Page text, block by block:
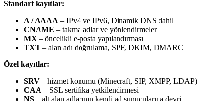
Standart kayıtlar:
A / AAAA – IPv4 ve IPv6, Dinamik DNS dahil
CNAME – takma adlar ve yönlendirmeler
MX – öncelikli e-posta yapılandırması
TXT – alan adı doğrulama, SPF, DKIM, DMARC
Özel kayıtlar:
SRV – hizmet konumu (Minecraft, SIP, XMPP, LDAP)
CAA – SSL sertifika yetkilendirmesi
NS – alt alan adlarının kendi ad sunucularına devri